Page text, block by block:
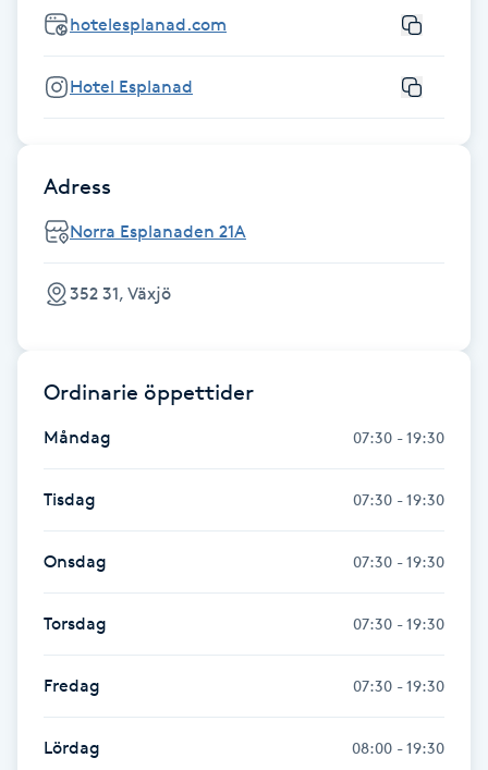
Fotsvamp
Fotvård
Fransar
Fransfärgning
Fransförlängning Megavolym
Fransförlängning Volym
Fransk manikyr
Fransrengöring
Frekvensterapi
Friskvård
Friskvårdsmassage
hotelesplanad.com
Hotel Esplanad
Adress
Norra Esplanaden 21A
352 31, Växjö
Ordinarie öppettider
Måndag 07:30 - 19:30
Tisdag 07:30 - 19:30
Onsdag 07:30 - 19:30
Torsdag 07:30 - 19:30
Fredag 07:30 - 19:30
Lördag 08:00 - 19:30